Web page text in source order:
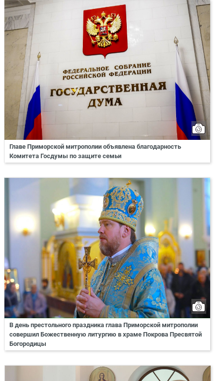
Главе Приморской митрополии объявлена благодарность
Комитета Госдумы по защите семьи
В день престольного праздника глава Приморской митрополии
совершил Божественную литургию в храме Покрова Пресвятой
Богородицы